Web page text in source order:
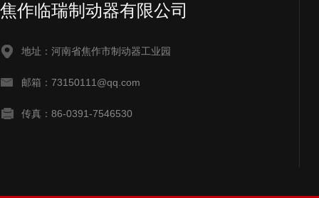
焦作临瑞制动器有限公司
地址：河南省焦作市制动器工业园
邮箱：73150111@qq.com
传真：86-0391-7546530